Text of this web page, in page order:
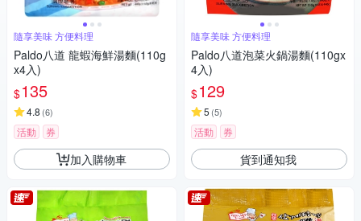
隨享美味 方便料理
Paldo八道 龍蝦海鮮湯麵(110g
x4入)
$135
4.8 (6)
活動 券
加入購物車
隨享美味 方便料理
Paldo八道泡菜火鍋湯麵(110gx
4入)
$129
5 (5)
活動 券
貨到通知我